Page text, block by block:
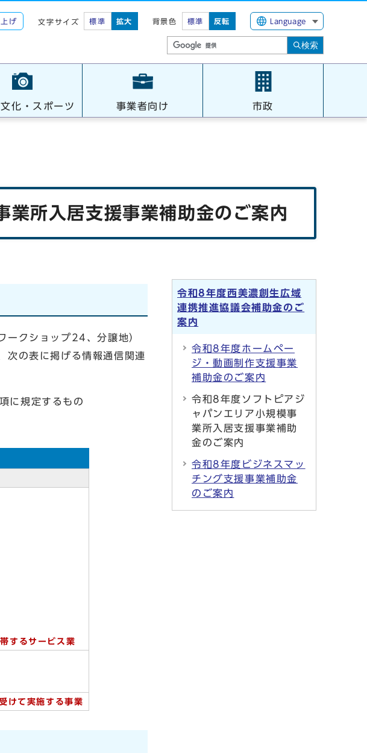
げ 文字サイズ 標準 拡大 背景色 標準 反転 Language
検索
化・スポーツ 事業者向け 市政
所入居支援事業補助金のご案内
ークショップ24、分譲地）
次の表に掲げる情報通信関連
規定するもの
するサービス業
けて実施する事業
令和8年度西美濃創生広域
連携推進協議会補助金のご
案内
令和8年度ホームペー
ジ・動画制作支援事業
補助金のご案内
令和8年度ソフトピアジ
ャパンエリア小規模事
業所入居支援事業補助
金のご案内
令和8年度ビジネスマッ
チング支援事業補助金
のご案内